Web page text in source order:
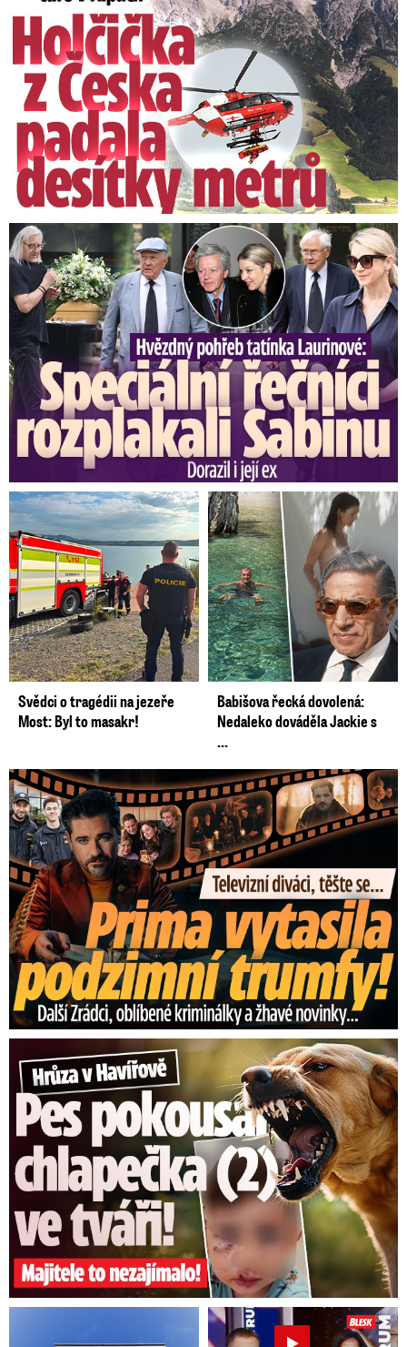
Speciální řečníci nad rakví Laurina: Rozbrečeli i dceru
Svědci o tragédii na jezeře
Most: Byl to masakr!
Babišova řecká dovolená:
Nedaleko dováděla Jackie s
...
Prima vytasila podzimní trumfy! Další Zrádci a žhavé novinky
Hrůza v Havířově: Pes pokousal chlapečka (2) ve tváři!